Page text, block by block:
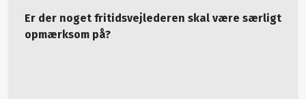
Er der noget fritidsvejlederen skal være særligt
opmærksom på?